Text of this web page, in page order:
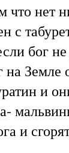
нет
с
бог
Земле
и
и